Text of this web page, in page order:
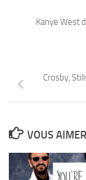
Kanye West
Crosby,
VOUS